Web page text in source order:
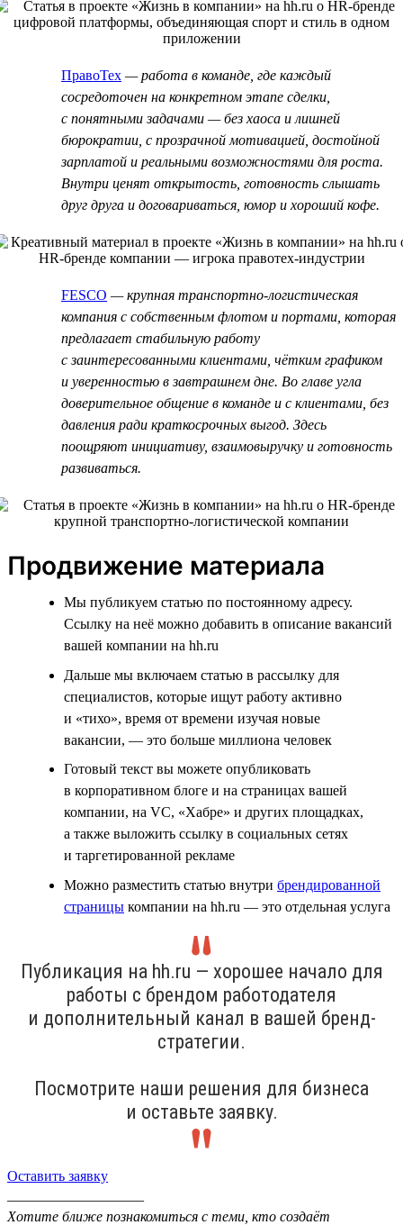
ПравоТех — работа в команде, где каждый
сосредоточен на конкретном этапе сделки,
с понятными задачами — без хаоса и лишней
бюрократии, с прозрачной мотивацией, достойной
зарплатой и реальными возможностями для роста.
Внутри ценят открытость, готовность слышать
друг друга и договариваться, юмор и хороший кофе.
FESCO — крупная транспортно-логистическая
компания с собственным флотом и портами, которая
предлагает стабильную работу
с заинтересованными клиентами, чётким графиком
и уверенностью в завтрашнем дне. Во главе угла
доверительное общение в команде и с клиентами, без
давления ради краткосрочных выгод. Здесь
поощряют инициативу, взаимовыручку и готовность
развиваться.
Продвижение материала
Мы публикуем статью по постоянному адресу.
Ссылку на неё можно добавить в описание вакансий
вашей компании на hh.ru
Дальше мы включаем статью в рассылку для
специалистов, которые ищут работу активно
и «тихо», время от времени изучая новые
вакансии, — это больше миллиона человек
Готовый текст вы можете опубликовать
в корпоративном блоге и на страницах вашей
компании, на VC, «Хабре» и других площадках,
а также выложить ссылку в социальных сетях
и таргетированной рекламе
Можно разместить статью внутри брендированной
страницы компании на hh.ru — это отдельная услуга
Публикация на hh.ru — хорошее начало для
работы с брендом работодателя
и дополнительный канал в вашей бренд-
стратегии.
Посмотрите наши решения для бизнеса
и оставьте заявку.
Оставить заявку
Хотите ближе познакомиться с теми, кто создаёт